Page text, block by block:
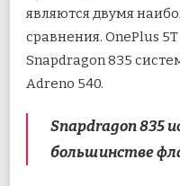
являются двумя
сравнения. OnePlus
Snapdragon 835
Adreno 540.
Snapdragon 835
большинстве